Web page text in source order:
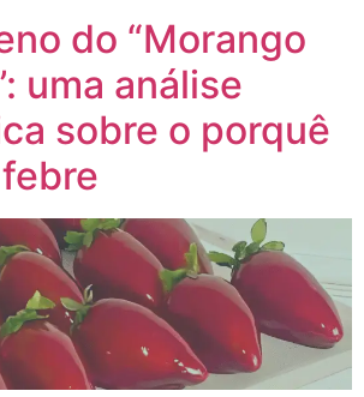
do “Morango
uma análise
sobre o porquê